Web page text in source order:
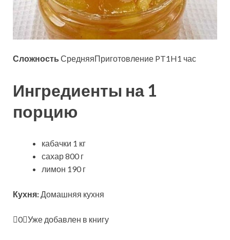
Сложность СредняяПриготовление PT1H1 час
Ингредиенты на 1
порцию
кабачки 1 кг
сахар 800 г
лимон 190 г
Кухня: Домашняя кухня
0 Уже добавлен в книгу